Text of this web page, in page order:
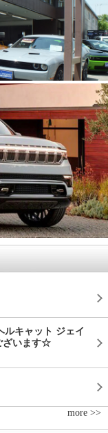
キャット ジェイ
ざいます☆
more >>